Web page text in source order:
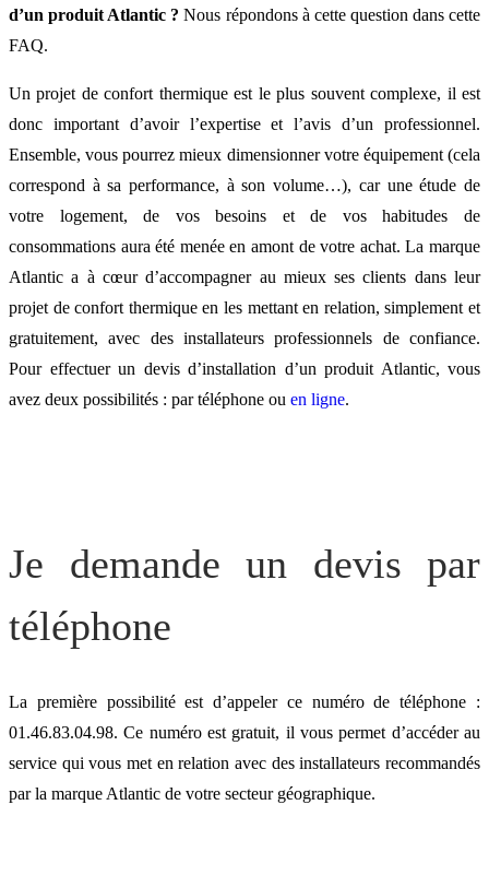
depuis la plateforme
: Mon Installateur
d’un produit Atlantic ?Nous répondons à cette question dans cette
FAQ.
Un projet de confort thermique est le plus souvent complexe, il est
donc important d’avoir l’expertise et l’avis d’un professionnel.
Ensemble, vous pourrez mieux dimensionner votre équipement (cela
correspond à sa performance, à son volume…), car une étude de
votre logement, de vos besoins et de vos habitudes de
consommations aura été menée en amont de votre achat. La marque
Atlantic a à cœur d’accompagner au mieux ses clients dans leur
projet de confort thermique en les mettant en relation, simplement et
gratuitement, avec des installateurs professionnels de confiance.
Pour effectuer un devis d’installation d’un produit Atlantic, vous
avez deux possibilités : par téléphone ou en ligne.
Je demande un devis par
téléphone
La première possibilité est d’appeler ce numéro de téléphone :
01.46.83.04.98. Ce numéro est gratuit, il vous permet d’accéder au
service qui vous met en relation avec des installateurs recommandés
par la marque Atlantic de votre secteur géographique.